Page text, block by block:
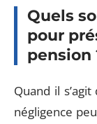
Quels
pour
pension
Quand il s’agit
négligence